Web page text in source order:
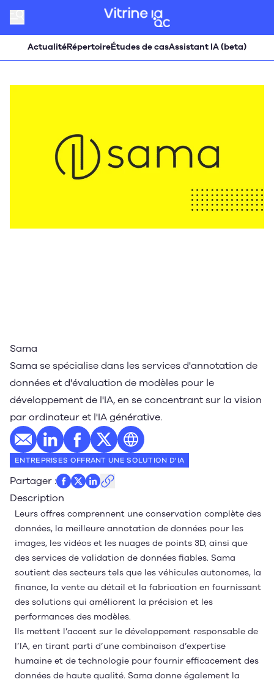
ActualitéRépertoireÉtudes de casAssistant IA (beta)
Sama
Sama se spécialise dans les services d'annotation de
données et d'évaluation de modèles pour le
développement de l'IA, en se concentrant sur la vision
par ordinateur et l'IA générative.
E-mailProfil LinkedIn
Profil Facebook
Profil Twitter
Site web
ENTREPRISES OFFRANT UNE SOLUTION D'IA
Partager :
Description
Leurs offres comprennent une conservation complète des
données, la meilleure annotation de données pour les
images, les vidéos et les nuages ​​de points 3D, ainsi que
des services de validation de données fiables. Sama
soutient des secteurs tels que les véhicules autonomes, la
finance, la vente au détail et la fabrication en fournissant
des solutions qui améliorent la précision et les
performances des modèles.
Ils mettent l’accent sur le développement responsable de
l’IA, en tirant parti d’une combinaison d’expertise
humaine et de technologie pour fournir efficacement des
données de haute qualité. Sama donne également la